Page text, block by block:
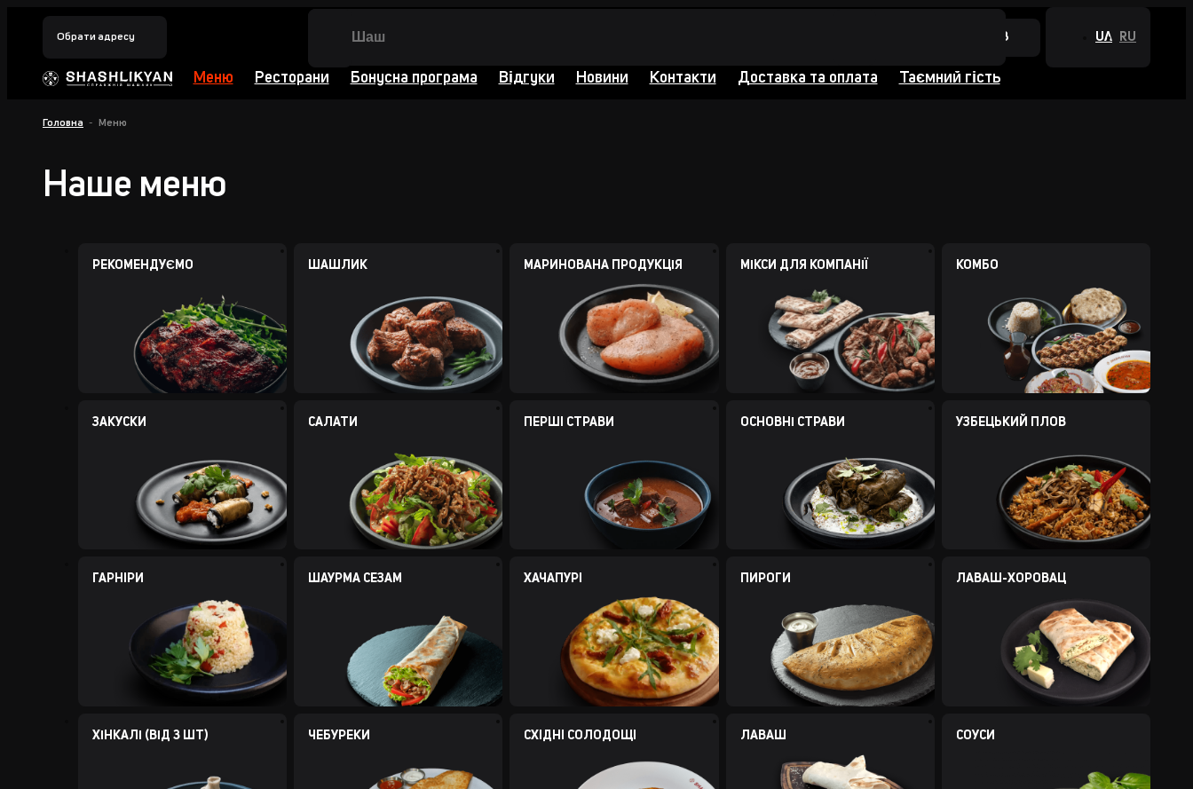
Обрати адресу +380 44 384 0988 UA RU
Меню Ресторани Бонусна програма Відгуки Новини Контакти Доставка та оплата Таємний гість
Головна Меню
Наше меню
РЕКОМЕНДУЄМО ШАШЛИК МАРИНОВАНА ПРОДУКЦІЯ МІКСИ ДЛЯ КОМПАНІЇ КОМБО
ЗАКУСКИ САЛАТИ ПЕРШI СТРАВИ ОСНОВНІ СТРАВИ УЗБЕЦЬКИЙ ПЛОВ
ГАРНIРИ ШАУРМА СЕЗАМ ХАЧАПУРI ПИРОГИ ЛАВАШ-ХОРОВАЦ
ХІНКАЛІ (ВІД 3 ШТ) ЧЕБУРЕКИ СХIДНI СОЛОДОЩI ЛАВАШ СОУСИ